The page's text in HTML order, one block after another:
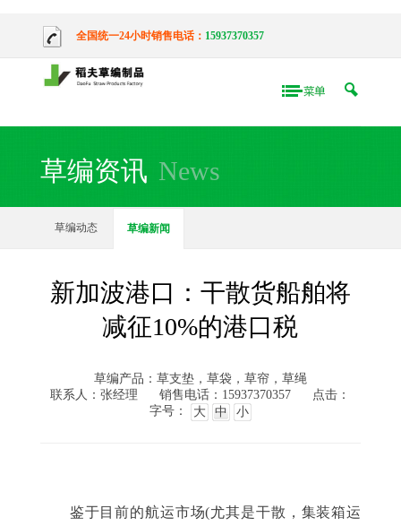
全国统一24小时销售电话： 15937370357
草编资讯 News
草编动态 草编新闻
新加波港口：干散货船舶将
减征10%的港口税
草编产品：草支垫，草袋，草帘，草绳
联系人：张经理
销售电话：15937370357
点击：
字号：
大 中 小
鉴于目前的航运市场(尤其是干散，集装箱运